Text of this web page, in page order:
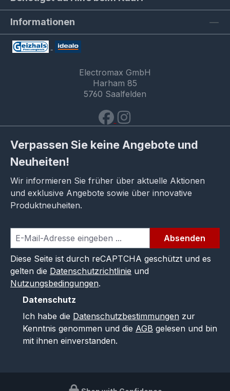
Informationen
Electromax GmbH
Harham 85
5760 Saalfelden
Verpassen Sie keine Angebote und
Neuheiten!
Wir informieren Sie früher über aktuelle Aktionen
und exklusive Angebote sowie über innovative
Produktneuheiten.
Absenden
Diese Seite ist durch reCAPTCHA geschützt und es
gelten die Datenschutzrichtlinie und
Nutzungsbedingungen.
Datenschutz
Ich habe die Datenschutzbestimmungen zur
Kenntnis genommen und die AGB gelesen und bin
mit ihnen einverstanden.